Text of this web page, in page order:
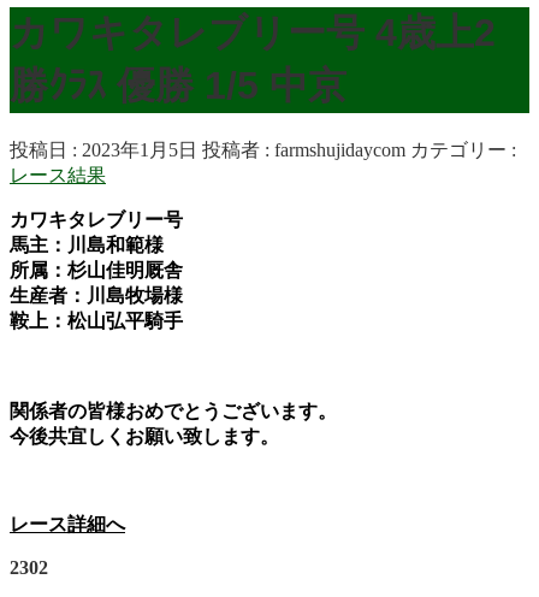
カワキタレブリー号 4歳上2
勝ｸﾗｽ 優勝 1/5 中京
投稿日 : 2023年1月5日 投稿者 : farmshujidaycom カテゴリー :
レース結果
カワキタレブリー号
馬主：川島和範様
所属：杉山佳明厩舎
生産者：川島牧場様
鞍上：松山弘平騎手
関係者の皆様おめでとうございます。
今後共宜しくお願い致します。
レース詳細へ
2302